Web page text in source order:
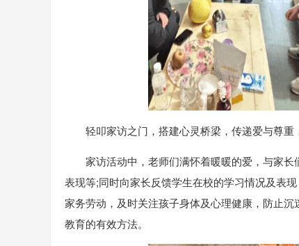
轻叩家访之门，搭建心灵桥梁，传递爱与尊重
家访活动中，老师们满怀着暖暖的爱，与家
表现等;同时向家长反馈学生在校的学习情况及表
家务劳动，及时关注孩子身体及心理健康，防止
教育的有效方法。